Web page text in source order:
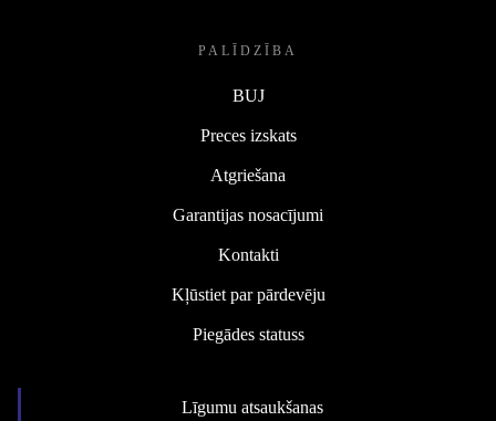
PALĪDZĪBA
BUJ
Preces izskats
Atgriešana
Garantijas nosacījumi
Kontakti
Kļūstiet par pārdevēju
Piegādes statuss
Līgumu atsaukšanas